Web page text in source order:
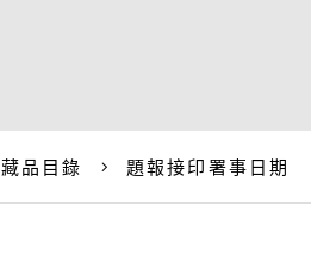
藏品目錄 題報接印署事日期